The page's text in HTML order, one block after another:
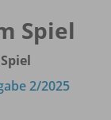
Spiel
2/2025